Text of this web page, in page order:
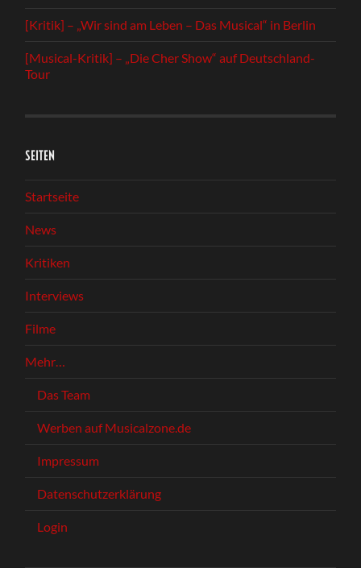
[Kritik] – „Wir sind am Leben – Das Musical“ in Berlin
[Musical-Kritik] – „Die Cher Show“ auf Deutschland-
Tour
SEITEN
Startseite
News
Kritiken
Interviews
Filme
Mehr…
Das Team
Werben auf Musicalzone.de
Impressum
Datenschutzerklärung
Login